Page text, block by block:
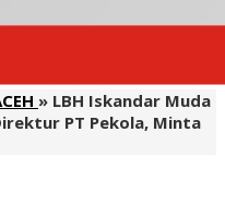
» LBH Iskandar Muda
PT Pekola, Minta